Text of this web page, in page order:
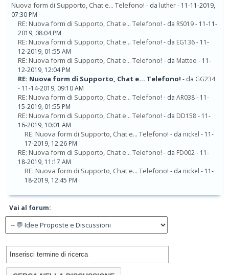
Nuova form di Supporto, Chat e... Telefono! - da luther- 11-11-2019,
07:30 PM
RE: Nuova form di Supporto, Chat e... Telefono! - da RS019- 11-11-
2019, 08:04 PM
RE: Nuova form di Supporto, Chat e... Telefono! - da EG136- 11-
12-2019, 01:55 AM
RE: Nuova form di Supporto, Chat e... Telefono! - da Matteo - 11-
12-2019, 12:04 PM
RE: Nuova form di Supporto, Chat e... Telefono! - da GG234
- 11-14-2019, 09:10 AM
RE: Nuova form di Supporto, Chat e... Telefono! - da AR038- 11-
15-2019, 01:55 PM
RE: Nuova form di Supporto, Chat e... Telefono! - da DD158- 11-
16-2019, 10:01 AM
RE: Nuova form di Supporto, Chat e... Telefono! - da nickel - 11-
17-2019, 12:26 PM
RE: Nuova form di Supporto, Chat e... Telefono! - da FD002- 11-
18-2019, 11:17 AM
RE: Nuova form di Supporto, Chat e... Telefono! - da nickel - 11-
18-2019, 12:45 PM
Vai al forum: